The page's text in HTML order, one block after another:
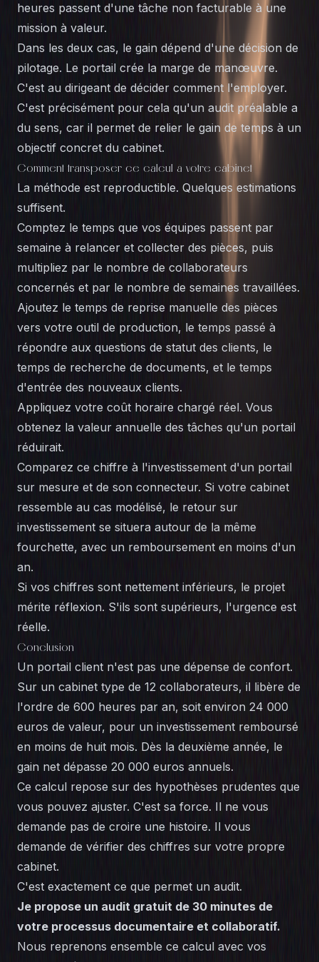
heures passent d'une tâche non facturable à une
mission à valeur.
Dans les deux cas, le gain dépend d'une décision de
pilotage. Le portail crée la marge de manœuvre.
C'est au dirigeant de décider comment l'employer.
C'est précisément pour cela qu'un audit préalable a
du sens, car il permet de relier le gain de temps à un
objectif concret du cabinet.
Comment transposer ce calcul à votre cabinet
La méthode est reproductible. Quelques estimations
suffisent.
Comptez le temps que vos équipes passent par
semaine à relancer et collecter des pièces, puis
multipliez par le nombre de collaborateurs
concernés et par le nombre de semaines travaillées.
Ajoutez le temps de reprise manuelle des pièces
vers votre outil de production, le temps passé à
répondre aux questions de statut des clients, le
temps de recherche de documents, et le temps
d'entrée des nouveaux clients.
Appliquez votre coût horaire chargé réel. Vous
obtenez la valeur annuelle des tâches qu'un portail
réduirait.
Comparez ce chiffre à l'investissement d'un portail
sur mesure et de son connecteur. Si votre cabinet
ressemble au cas modélisé, le retour sur
investissement se situera autour de la même
fourchette, avec un remboursement en moins d'un
an.
Si vos chiffres sont nettement inférieurs, le projet
mérite réflexion. S'ils sont supérieurs, l'urgence est
réelle.
Conclusion
Un portail client n'est pas une dépense de confort.
Sur un cabinet type de 12 collaborateurs, il libère de
l'ordre de 600 heures par an, soit environ 24 000
euros de valeur, pour un investissement remboursé
en moins de huit mois. Dès la deuxième année, le
gain net dépasse 20 000 euros annuels.
Ce calcul repose sur des hypothèses prudentes que
vous pouvez ajuster. C'est sa force. Il ne vous
demande pas de croire une histoire. Il vous
demande de vérifier des chiffres sur votre propre
cabinet.
C'est exactement ce que permet un audit.
Je propose un audit gratuit de 30 minutes de
votre processus documentaire et collaboratif.
Nous reprenons ensemble ce calcul avec vos